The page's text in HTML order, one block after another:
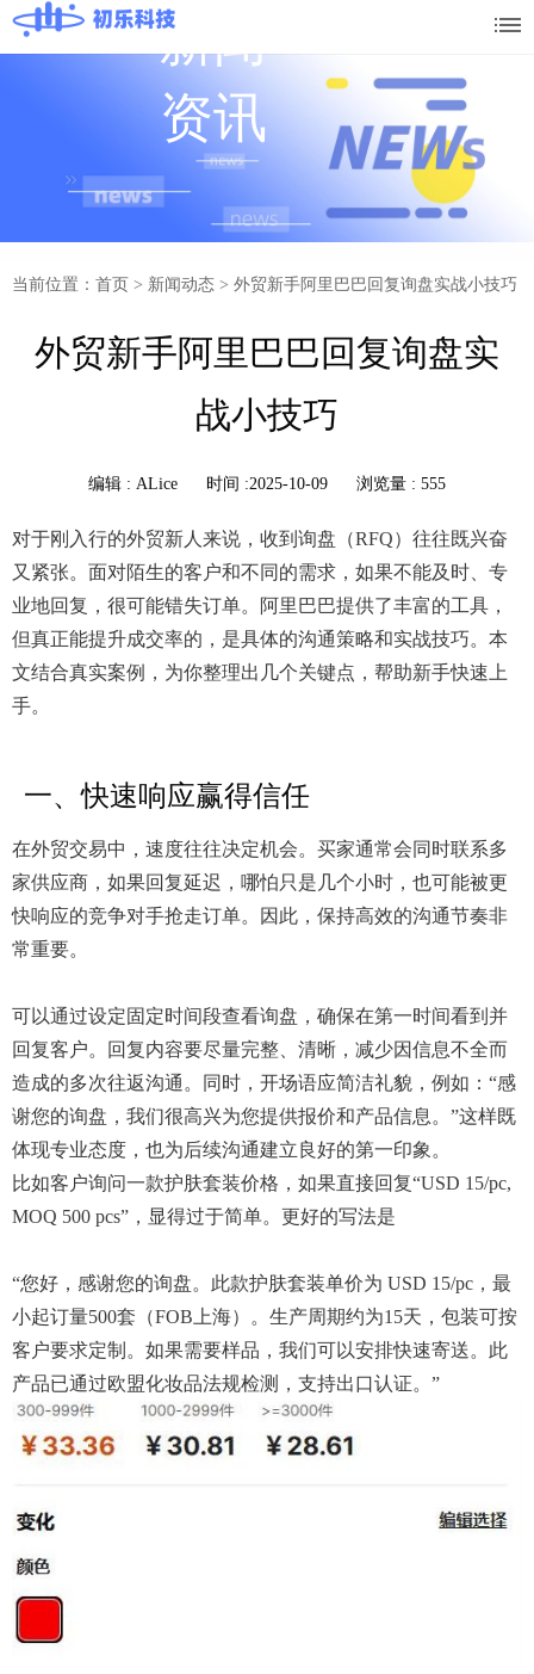
新闻
资讯
当前位置：首页 > 新闻动态 > 外贸新手阿里巴巴回复询盘实战小技巧
外贸新手阿里巴巴回复询盘实
战小技巧
编辑 : ALice 时间 :2025-10-09 浏览量 : 555
对于刚入行的外贸新人来说，收到询盘（RFQ）往往既兴奋
又紧张。面对陌生的客户和不同的需求，如果不能及时、专
业地回复，很可能错失订单。阿里巴巴提供了丰富的工具，
但真正能提升成交率的，是具体的沟通策略和实战技巧。本
文结合真实案例，为你整理出几个关键点，帮助新手快速上
手。
一、快速响应赢得信任
在外贸交易中，速度往往决定机会。买家通常会同时联系多
家供应商，如果回复延迟，哪怕只是几个小时，也可能被更
快响应的竞争对手抢走订单。因此，保持高效的沟通节奏非
常重要。
可以通过设定固定时间段查看询盘，确保在第一时间看到并
回复客户。回复内容要尽量完整、清晰，减少因信息不全而
造成的多次往返沟通。同时，开场语应简洁礼貌，例如：“感
谢您的询盘，我们很高兴为您提供报价和产品信息。”这样既
体现专业态度，也为后续沟通建立良好的第一印象。
比如客户询问一款护肤套装价格，如果直接回复“USD 15/pc,
MOQ 500 pcs”，显得过于简单。更好的写法是
“您好，感谢您的询盘。此款护肤套装单价为 USD 15/pc，最
小起订量500套（FOB上海）。生产周期约为15天，包装可按
客户要求定制。如果需要样品，我们可以安排快速寄送。此
产品已通过欧盟化妆品法规检测，支持出口认证。”